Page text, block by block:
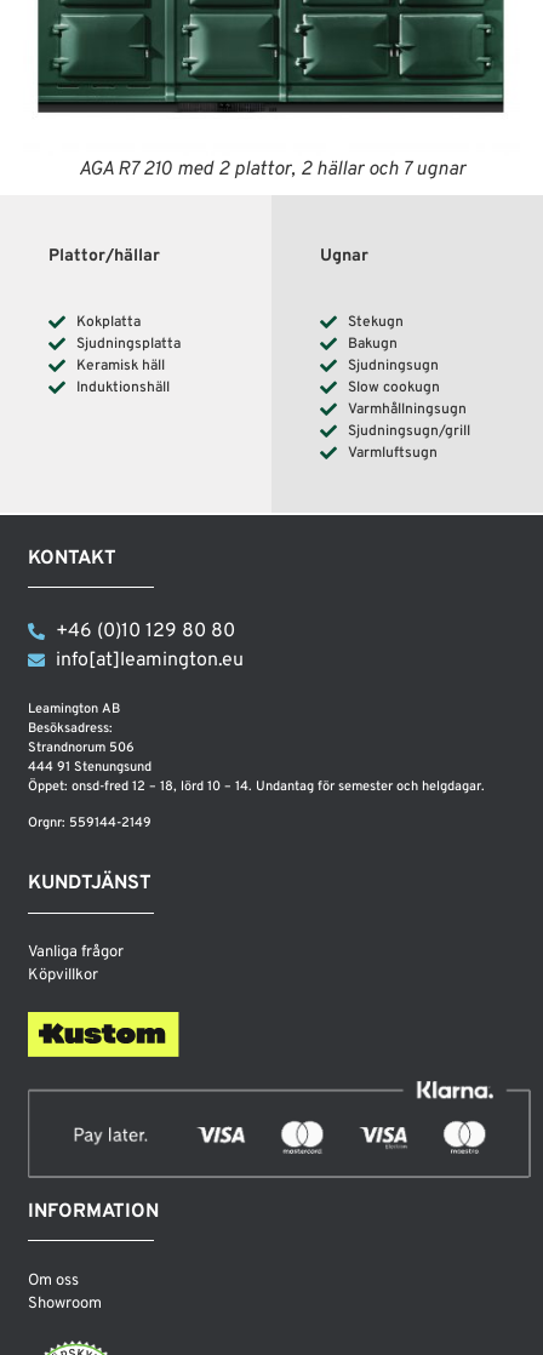
AGA R7 210 med 2 plattor, 2 hällar och 7 ugnar
Plattor/hällar
Kokplatta
Sjudningsplatta
Keramisk häll
Induktionshäll
Ugnar
Stekugn
Bakugn
Sjudningsugn
Slow cookugn
Varmhållningsugn
Sjudningsugn/grill
Varmluftsugn
KONTAKT
+46 (0)10 129 80 80
info[at]leamington.eu
Leamington AB
Besöksadress:
Strandnorum 506
444 91 Stenungsund
Öppet: onsd-fred 12 – 18, lörd 10 – 14. Undantag för semester och helgdagar.
Orgnr: 559144-2149
KUNDTJÄNST
Vanliga frågor
Köpvillkor
INFORMATION
Om oss
Showroom